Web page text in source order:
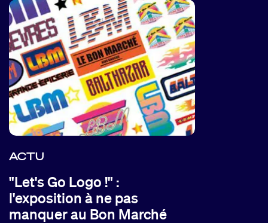
ACTU
"Let's Go Logo !" :
l'exposition à ne pas
manquer au Bon Marché